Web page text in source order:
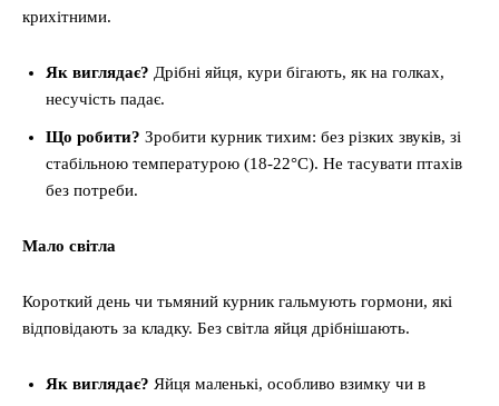
крихітними.
Як виглядає? Дрібні яйця, кури бігають, як на голках,
несучість падає.
Що робити? Зробити курник тихим: без різких звуків, зі
стабільною температурою (18-22°C). Не тасувати птахів
без потреби.
Мало світла
Короткий день чи тьмяний курник гальмують гормони, які
відповідають за кладку. Без світла яйця дрібнішають.
Як виглядає? Яйця маленькі, особливо взимку чи в